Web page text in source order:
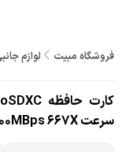
فروشگاه مبیت لوازم
سرعت 100MBps 667X با آداپتور SD ظرفیت 64GB